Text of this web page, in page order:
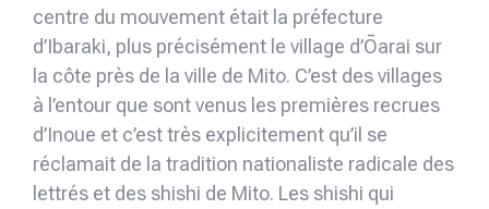
centre du mouvement était la préfecture
d’Ibaraki, plus précisément le village d’Ōarai sur
la côte près de la ville de Mito. C’est des villages
à l’entour que sont venus les premières recrues
d’Inoue et c’est très explicitement qu’il se
réclamait de la tradition nationaliste radicale des
lettrés et des shishi de Mito. Les shishi qui